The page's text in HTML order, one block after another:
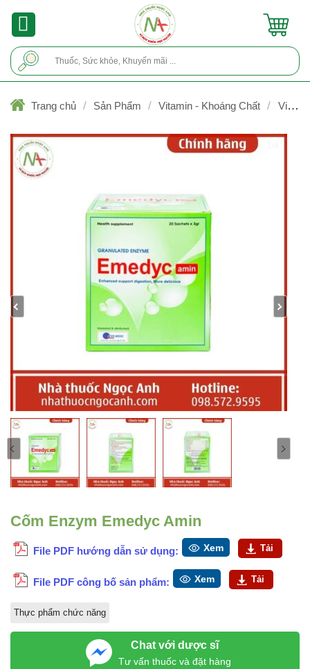
Trang chủ / Sản Phẩm / Vitamin - Khoáng Chất /
Cốm Enzym Emedyc Amin
File PDF hướng dẫn sử dụng: Xem Tải
File PDF công bố sản phẩm: Xem Tải
Thực phẩm chức năng
Chat với dược sĩ
Tư vấn thuốc và đặt hàng